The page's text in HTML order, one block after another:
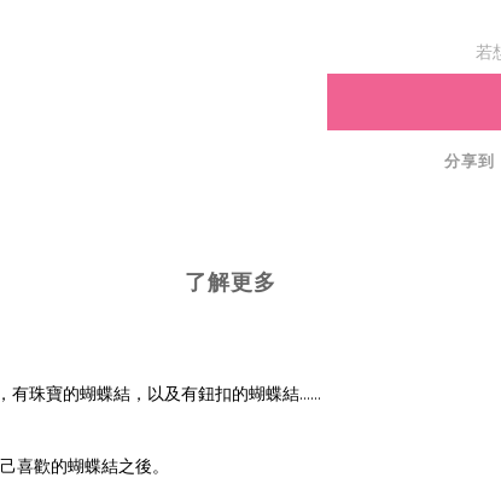
若
分享到
了解更多
有珠寶的蝴蝶結，以及有鈕扣的蝴蝶結……
喜歡的蝴蝶結之後。